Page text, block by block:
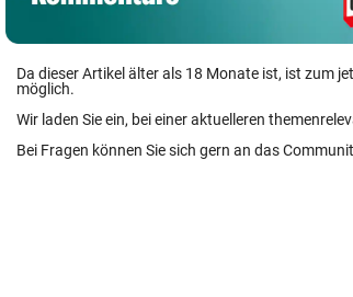
Da dieser Artikel älter als 18 Monate ist, ist zum
möglich.
Wir laden Sie ein, bei einer aktuelleren
Bei Fragen können Sie sich gern an das